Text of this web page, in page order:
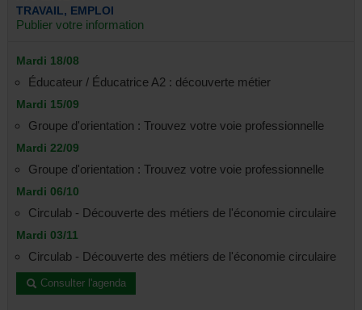
TRAVAIL, EMPLOI
Publier votre information
Mardi 18/08
Éducateur / Éducatrice A2 : découverte métier
Mardi 15/09
Groupe d'orientation : Trouvez votre voie professionnelle
Mardi 22/09
Groupe d'orientation : Trouvez votre voie professionnelle
Mardi 06/10
Circulab - Découverte des métiers de l'économie circulaire
Mardi 03/11
Circulab - Découverte des métiers de l'économie circulaire
Consulter l'agenda